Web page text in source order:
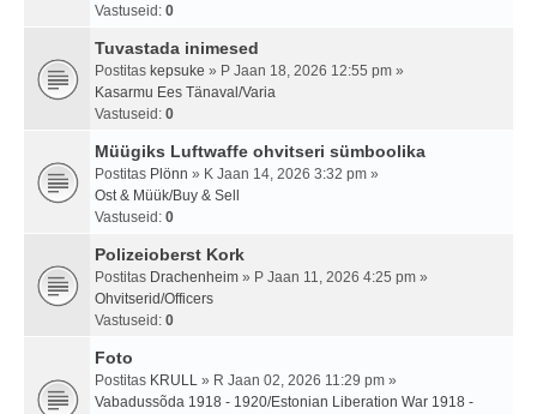
Vastuseid: 0
Tuvastada inimesed
Postitas kepsuke » P Jaan 18, 2026 12:55 pm »
Kasarmu Ees Tänaval/Varia
Vastuseid: 0
Müügiks Luftwaffe ohvitseri sümboolika
Postitas Plönn » K Jaan 14, 2026 3:32 pm »
Ost & Müük/Buy & Sell
Vastuseid: 0
Polizeioberst Kork
Postitas Drachenheim » P Jaan 11, 2026 4:25 pm »
Ohvitserid/Officers
Vastuseid: 0
Foto
Postitas KRULL » R Jaan 02, 2026 11:29 pm »
Vabadussõda 1918 - 1920/Estonian Liberation War 1918 -